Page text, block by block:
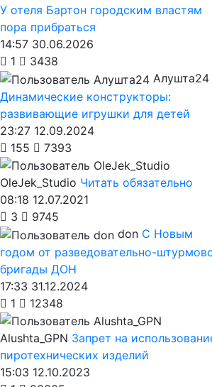
У отеля Бартон городским властям
пора прибраться
14:57 30.06.2026
1
3438
Алушта24
Динамические конструкторы:
развивающие игрушки для детей
23:27 12.09.2024
155
7393
OleJek_Studio Читать обязательно
08:18 12.07.2021
3
9745
don С Новым
годом от разведовательно-
бригады ДОН
17:33 31.12.2024
1
12348
Alushta_GPN Запрет на
пиротехнических изделий
15:03 12.10.2023